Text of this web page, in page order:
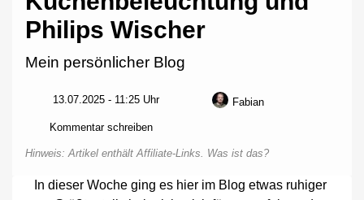
Philips Wischer
Mein persönlicher Blog
13.07.2025 - 11:25 Uhr Fabian
Kommentar schreibenzu
Wochenrückblick:
und
Hinweis: Artikel enthält Affiliate-Links. Was ist das?
In dieser Woche ging es hier im Blog etwas ruhiger